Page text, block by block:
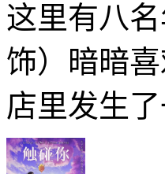
这里有八
饰）暗暗
店里发生